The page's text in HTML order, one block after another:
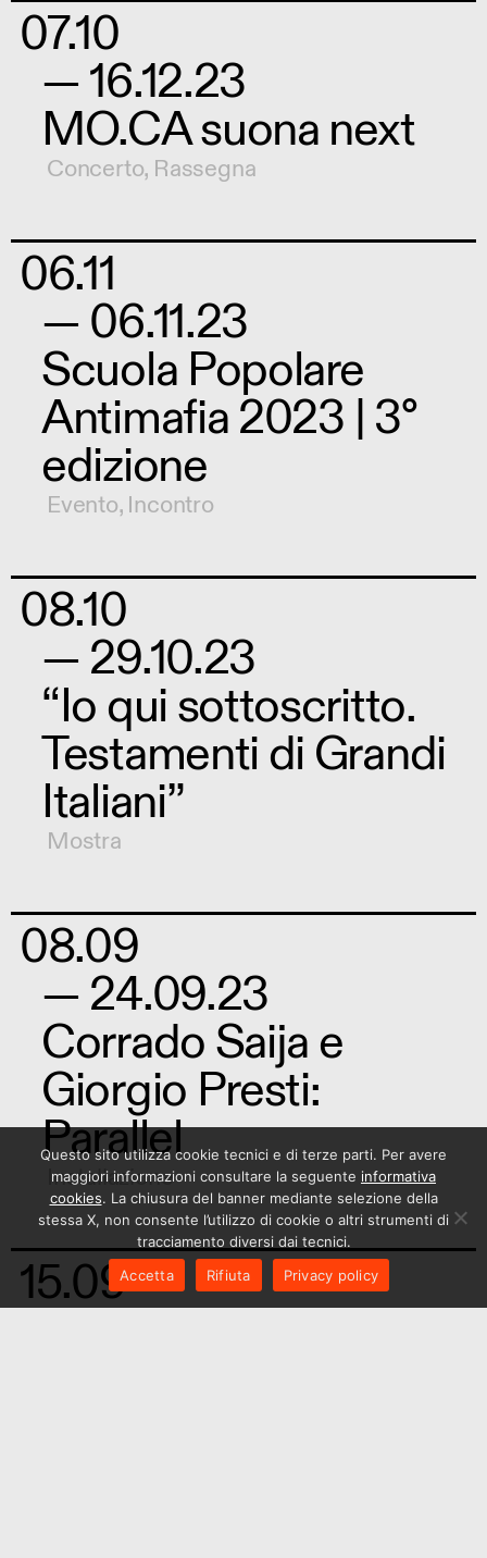
07.10
— 16.12.23
MO.CA suona next
Concerto, Rassegna
06.11
— 06.11.23
Scuola Popolare
Antimafia 2023 | 3°
edizione
Evento, Incontro
08.10
— 29.10.23
“Io qui sottoscritto.
Testamenti di Grandi
Italiani”
Mostra
08.09
— 24.09.23
Corrado Saija e
Giorgio Presti:
Parallel
Installazione
15.09
Questo sito utilizza cookie tecnici e di terze parti. Per avere
maggiori informazioni consultare la seguente informativa
cookies. La chiusura del banner mediante selezione della
stessa X, non consente l’utilizzo di cookie o altri strumenti di
tracciamento diversi dai tecnici.
Accetta
Rifiuta Privacy policy